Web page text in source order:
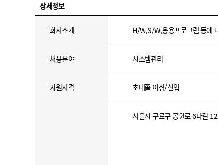
상세정보
회사소개 H/W,S/W,응용프로그램 등에
채용분야 시스템관리
지원자격 초대졸 이상/신입
서울시 구로구 공원로 6나길